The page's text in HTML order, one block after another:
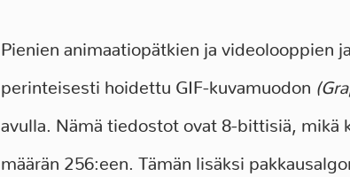
Pienien animaatiopätkien ja videolooppien
perinteisesti hoidettu GIF-kuvamuodon
avulla. Nämä tiedostot ovat 8-bittisiä, mikä
määrän 256:een. Tämän lisäksi